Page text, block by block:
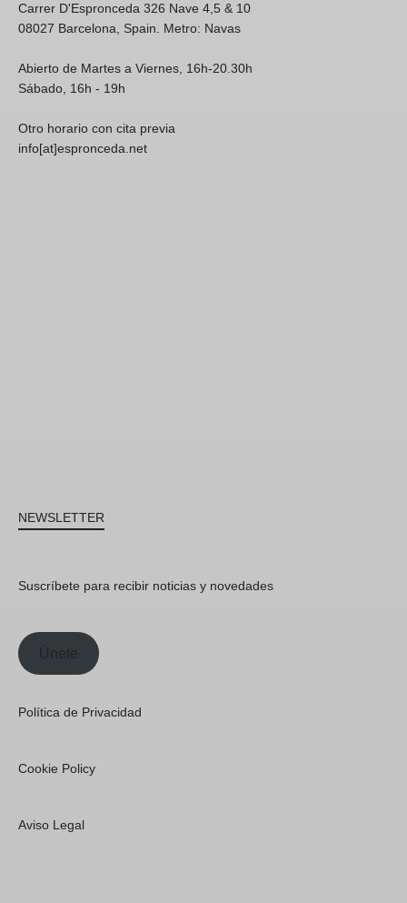
Carrer D'Espronceda 326 Nave 4,5 & 10
08027 Barcelona, Spain. Metro: Navas
Abierto de Martes a Viernes, 16h-20.30h
Sábado, 16h - 19h
Otro horario con cita previa
info[at]espronceda.net
NEWSLETTER
Suscríbete para recibir noticias y novedades
Únete
Política de Privacidad
Cookie Policy
Aviso Legal